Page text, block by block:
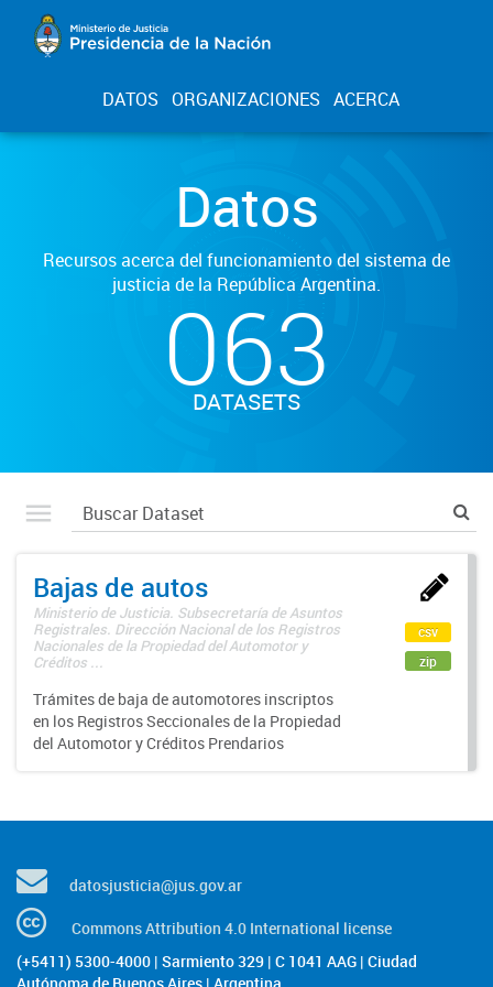
DATOS ORGANIZACIONES ACERCA
Datos
Recursos acerca del funcionamiento del sistema de
justicia de la República Argentina.
063
DATASETS
Bajas de autos
Ministerio de Justicia. Subsecretaría de Asuntos
Registrales. Dirección Nacional de los Registros
Nacionales de la Propiedad del Automotor y
Créditos ...
Trámites de baja de automotores inscriptos
en los Registros Seccionales de la Propiedad
del Automotor y Créditos Prendarios
csv
zip
datosjusticia@jus.gov.ar
Commons Attribution 4.0 International license
(+5411) 5300-4000 | Sarmiento 329 | C 1041 AAG | Ciudad